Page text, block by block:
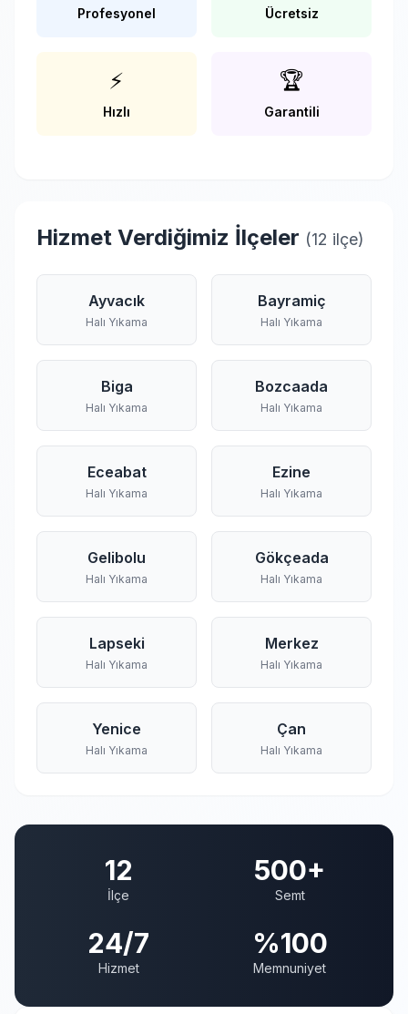
Profesyonel Ücretsiz
⚡
Hızlı
🏆
Garantili
Hizmet Verdiğimiz İlçeler (12 ilçe)
Ayvacık
Halı Yıkama
Bayramiç
Halı Yıkama
Biga
Halı Yıkama
Bozcaada
Halı Yıkama
Eceabat
Halı Yıkama
Ezine
Halı Yıkama
Gelibolu
Halı Yıkama
Gökçeada
Halı Yıkama
Lapseki
Halı Yıkama
Merkez
Halı Yıkama
Yenice
Halı Yıkama
Çan
Halı Yıkama
12
İlçe
500+
Semt
24/7
Hizmet
%100
Memnuniyet